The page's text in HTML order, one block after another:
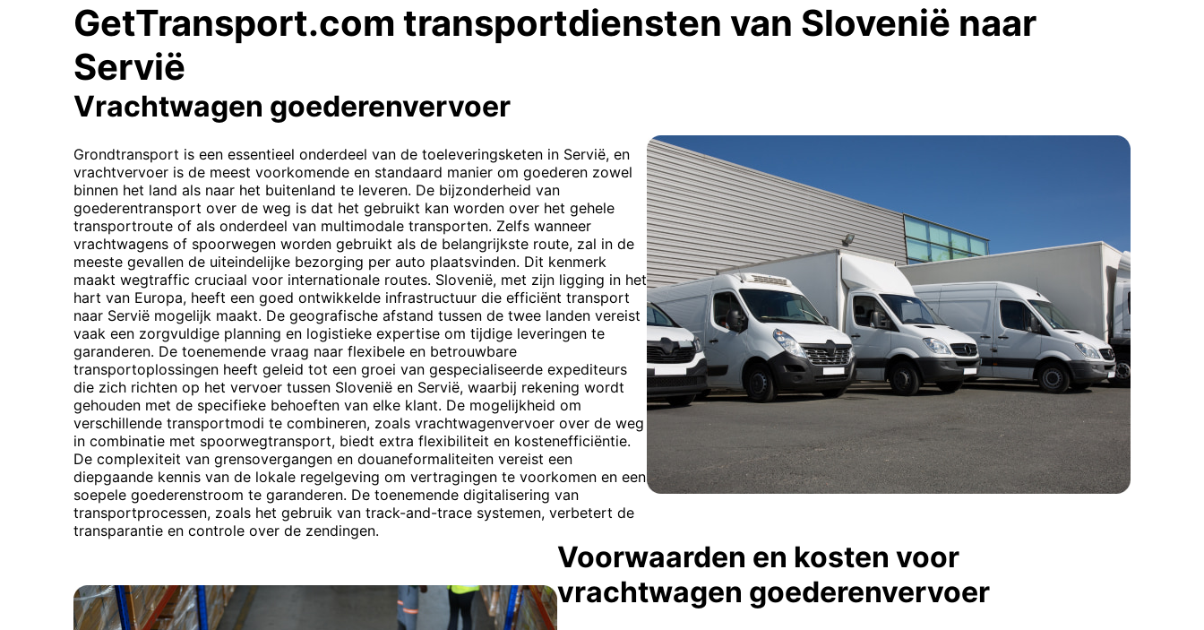
GetTransport.com transportdiensten van Slovenië naar
Servië
Vrachtwagen goederenvervoer
Grondtransport is een essentieel onderdeel van de toeleveringsketen in Servië, en
vrachtvervoer is de meest voorkomende en standaard manier om goederen zowel
binnen het land als naar het buitenland te leveren. De bijzonderheid van
goederentransport over de weg is dat het gebruikt kan worden over het gehele
transportroute of als onderdeel van multimodale transporten. Zelfs wanneer
vrachtwagens of spoorwegen worden gebruikt als de belangrijkste route, zal in de
meeste gevallen de uiteindelijke bezorging per auto plaatsvinden. Dit kenmerk
maakt wegtraffic cruciaal voor internationale routes. Slovenië, met zijn ligging in het
hart van Europa, heeft een goed ontwikkelde infrastructuur die efficiënt transport
naar Servië mogelijk maakt. De geografische afstand tussen de twee landen vereist
vaak een zorgvuldige planning en logistieke expertise om tijdige leveringen te
garanderen. De toenemende vraag naar flexibele en betrouwbare
transportoplossingen heeft geleid tot een groei van gespecialiseerde expediteurs
die zich richten op het vervoer tussen Slovenië en Servië, waarbij rekening wordt
gehouden met de specifieke behoeften van elke klant. De mogelijkheid om
verschillende transportmodi te combineren, zoals vrachtwagenvervoer over de weg
in combinatie met spoorwegtransport, biedt extra flexibiliteit en kostenefficiëntie.
De complexiteit van grensovergangen en douaneformaliteiten vereist een
diepgaande kennis van de lokale regelgeving om vertragingen te voorkomen en een
soepele goederenstroom te garanderen. De toenemende digitalisering van
transportprocessen, zoals het gebruik van track-and-trace systemen, verbetert de
transparantie en controle over de zendingen.
Voorwaarden en kosten voor
vrachtwagen goederenvervoer